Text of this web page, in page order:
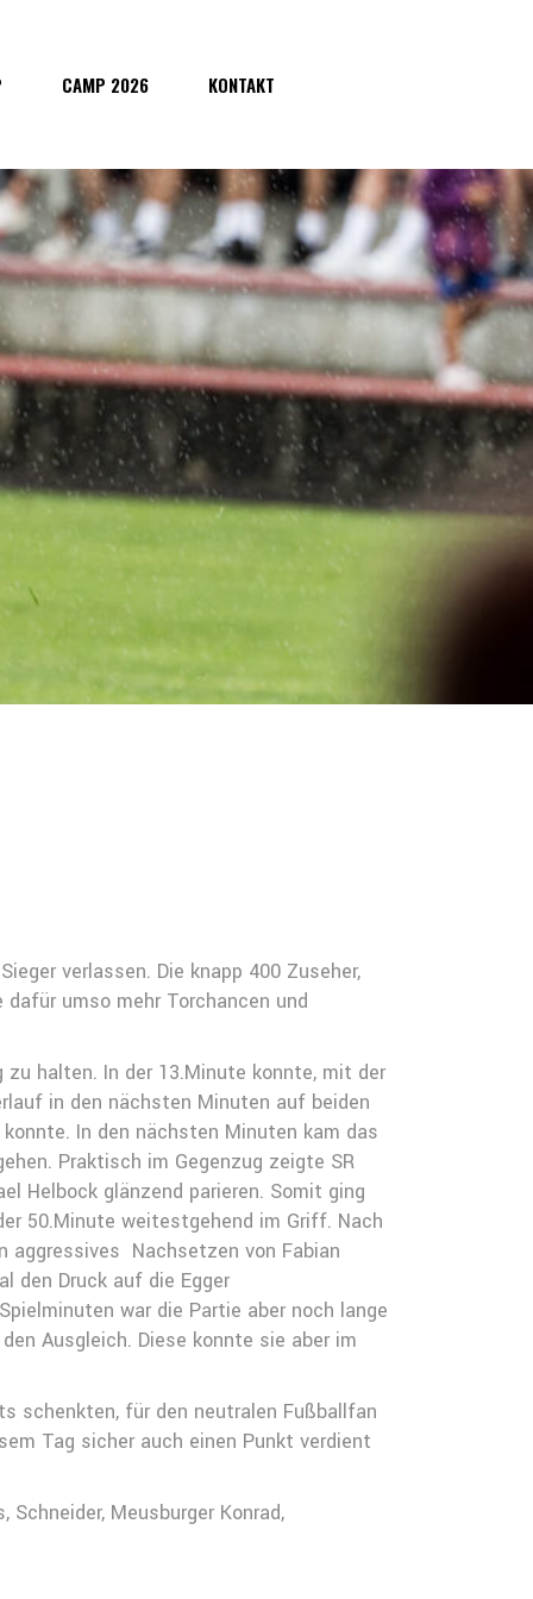
CAMP 2026 KONTAKT
verlassen. Die knapp 400 Zuseher,
umso mehr Torchancen und
halten. In der 13.Minute konnte, mit der
in den nächsten Minuten auf beiden
In den nächsten Minuten kam das
Praktisch im Gegenzug zeigte SR
Helbock glänzend parieren. Somit ging
50.Minute weitestgehend im Griff. Nach
aggressives Nachsetzen von Fabian
den Druck auf die Egger
war die Partie aber noch lange
Ausgleich. Diese konnte sie aber im
schenkten, für den neutralen Fußballfan
Tag sicher auch einen Punkt verdient
Meusburger Konrad,